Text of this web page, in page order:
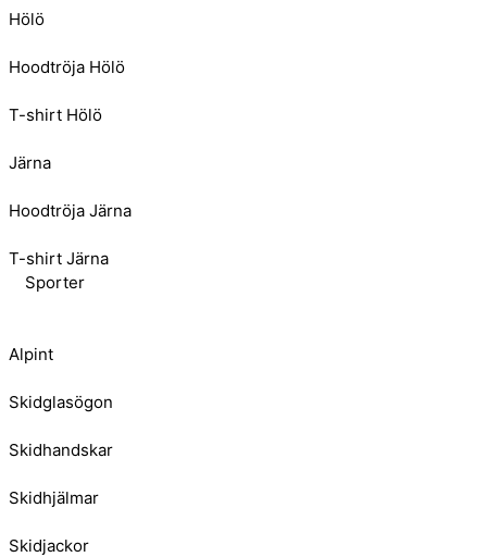
Hölö
Hoodtröja Hölö
T-shirt Hölö
Järna
Hoodtröja Järna
T-shirt Järna
Sporter
Alpint
Skidglasögon
Skidhandskar
Skidhjälmar
Skidjackor